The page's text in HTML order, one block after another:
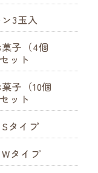
3玉入
子（4個
ット
子（10個
ット
タイプ
タイプ